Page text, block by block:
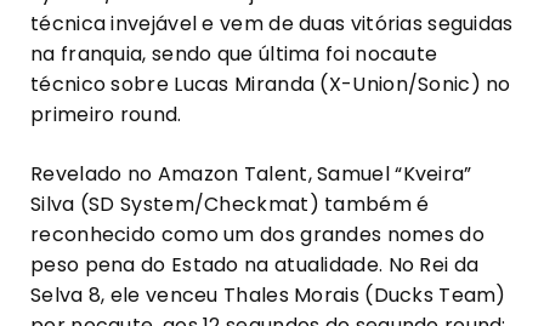
técnica invejável e vem de duas vitórias seguidas
na franquia, sendo que última foi nocaute
técnico sobre Lucas Miranda (X-Union/Sonic) no
primeiro round.
Revelado no Amazon Talent, Samuel “Kveira”
Silva (SD System/Checkmat) também é
reconhecido como um dos grandes nomes do
peso pena do Estado na atualidade. No Rei da
Selva 8, ele venceu Thales Morais (Ducks Team)